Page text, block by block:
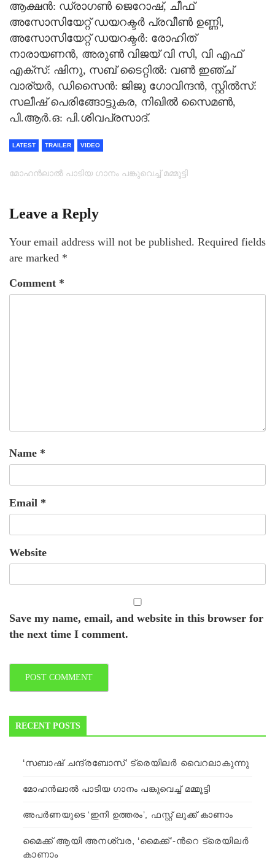
ആക്ഷൻ: ഡ്രാഗൺ ജെറോഷ്, ചീഫ്
അസോസിയേറ്റ് ഡയറക്ടർ പ്രവീൺ ഉണ്ണി,
അസോസിയേറ്റ് ഡയറക്ടർ: രോഹിത്
നാരായണൻ, അരുൺ വിജയ് വി സി, വി എഫ്
എക്സ്: ഷിനു, സബ് ടൈറ്റിൽ: വൺ ഇഞ്ച്
വാര്യർ, ഡിസൈൻ: ജിജു ഗോവിന്ദൻ, സ്റ്റിൽസ്:
സലീഷ് പെരിങ്ങോട്ടുകര, നിഖിൽ സൈമൺ,
പി.ആർ.ഒ: പി.ശിവപ്രസാദ്.
LATEST TRAILER VIDEO
മോഹന്‍ലാല്‍ പാടിയ ഗാനം പങ്കുവെച്ച് മമ്മൂട്ടി
Leave a Reply
Your email address will not be published. Required fields
are marked *
Comment *
Name *
Email *
Website
Save my name, email, and website in this browser for
the next time I comment.
RECENT POSTS
‘സബാഷ്‌ ചന്ദ്രബോസ്’ ട്രെയിലര്‍ വൈറലാകുന്നു
മോഹന്‍ലാല്‍ പാടിയ ഗാനം പങ്കുവെച്ച് മമ്മൂട്ടി
അപര്‍ണയുടെ ‘ഇനി ഉത്തരം’, ഫസ്റ്റ് ലുക്ക് കാണാം
മൈക്ക് ആയി അനശ്വര, ‘മൈക്ക്’-ന്‍റെ ട്രെയിലര്‍
കാണാം